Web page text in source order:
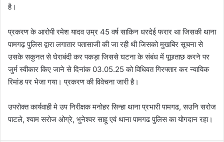
है।
प्रकरण के आरोपी रमेश यादव उम्र 45 वर्ष साकिन धरदेई फरार था जिसकी थाना
पामगढ़ पुलिस द्वारा लगातार पतासाजी की जा रही थी जिसको मुखबिर सूचना से
उसके सकुनत से घेराबंदी कर पकड़ा जिससे घटना के संबंध में पूछताछ करने पर
जुर्म स्वीकार किए जाने से दिनांक 03.05.25 को विधिवत गिरफ्तार कर न्यायिक
रिमांड पर भेजा गया। प्रकरण की विवेचना जारी है।
उपरोक्त कार्यवाही मे उप निरीक्षक मनोहर सिन्हा थाना प्रभारी पामगढ, सउनि सरोज
पाटले, श्याम सरोज ओग्रे, भुनेश्वर साहू एवं थाना पामगढ पुलिस का योगदान रहा।